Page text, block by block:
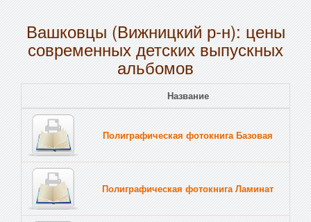
Вашковцы (Вижницкий р-н): цены
современных детских выпускных
альбомов
Название
Полиграфическая фотокнига Базовая
Полиграфическая фотокнига Ламинат